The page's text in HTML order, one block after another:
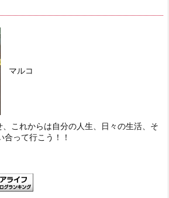
マルコ
これからは自分の人生、日々の生活、そ
合って行こう！！